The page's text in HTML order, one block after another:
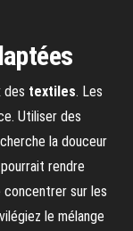
des textiles. Les
Utiliser des
la douceur
rendre
concentrer sur les
le mélange